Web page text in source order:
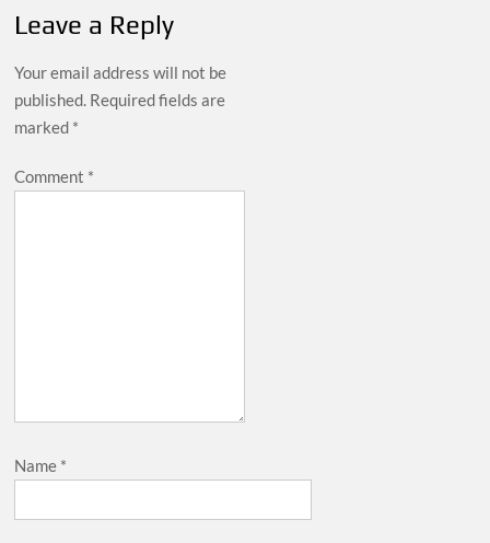
Leave a Reply
Your email address will not be
published. Required fields are
marked *
Comment *
Name *